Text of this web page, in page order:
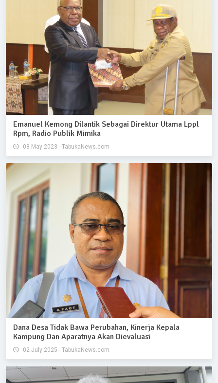
Emanuel Kemong Dilantik Sebagai Direktur Utama Lppl
Rpm, Radio Publik Mimika
08 May 2023 - TabukaNews.com
Dana Desa Tidak Bawa Perubahan, Kinerja Kepala
Kampung Dan Aparatnya Akan Dievaluasi
02 July 2025 - TabukaNews.com